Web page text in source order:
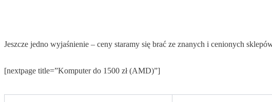
Jeszcze jedno wyjaśnienie – ceny staramy się brać ze znanych i cenionych
[nextpage title=”Komputer do 1500 zł (AMD)”]